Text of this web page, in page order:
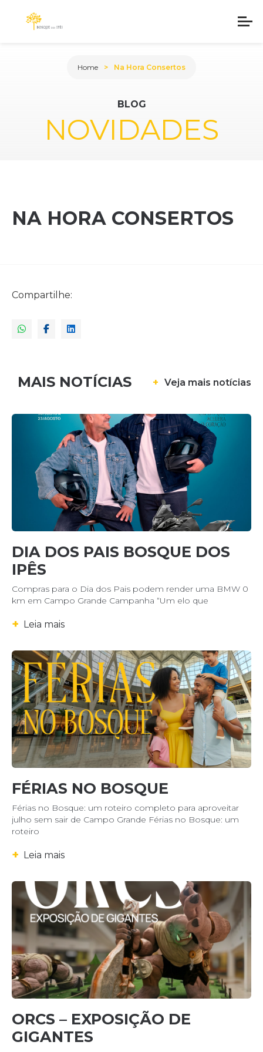
BLOG
NOVIDADES
Home Na Hora Consertos
NA HORA CONSERTOS
Compartilhe:
MAIS NOTÍCIAS + Veja mais notícias
DIA DOS PAIS BOSQUE DOS
IPÊS
Compras para o Dia dos Pais podem render uma BMW 0
km em Campo Grande Campanha “Um elo que
+ Leia mais
FÉRIAS NO BOSQUE
Férias no Bosque: um roteiro completo para aproveitar
julho sem sair de Campo Grande Férias no Bosque: um
roteiro
+ Leia mais
ORCS – EXPOSIÇÃO DE
GIGANTES